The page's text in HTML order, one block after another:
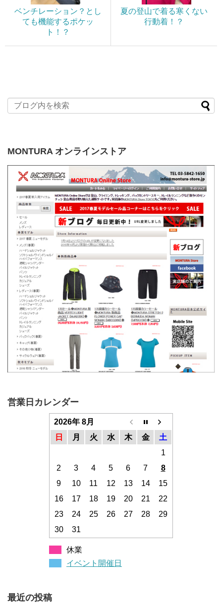
ベンチレーション？とし
ても機能するポケッ
ト！？
夏の登山で着る寒くない
行動着！？
MONTURA オンラインストア
営業日カレンダー
2026年 8月
日
月 火 水 木 金
土
1
2
3 4 5 6 7
8
9
10 11 12 13 14
15
16
17 18 19 20 21
22
23
24 25 26 27 28
29
30
31
休業
イベント開催日
最近の投稿